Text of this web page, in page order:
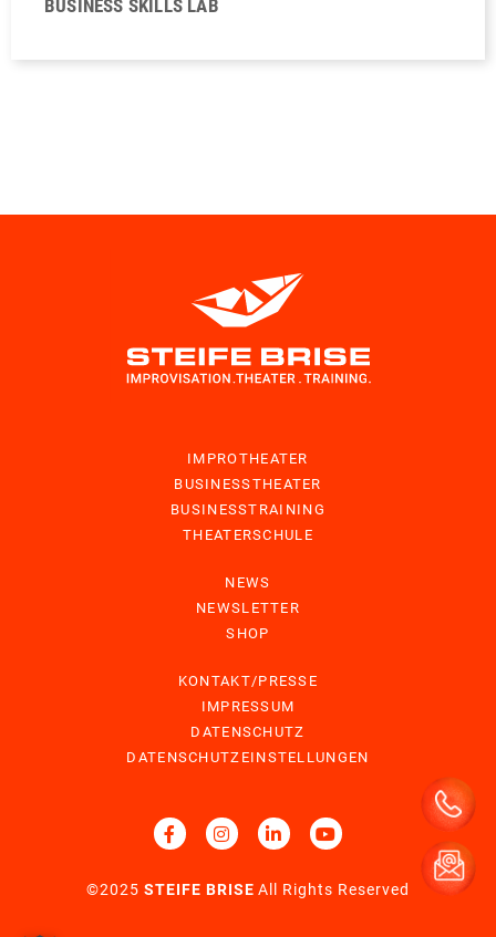
BUSINESS SKILLS LAB
IMPROTHEATER
BUSINESSTHEATER
BUSINESSTRAINING
THEATERSCHULE
NEWS
NEWSLETTER
SHOP
KONTAKT/PRESSE
IMPRESSUM
DATENSCHUTZ
DATENSCHUTZEINSTELLUNGEN
©2025STEIFE BRISE All Rights Reserved